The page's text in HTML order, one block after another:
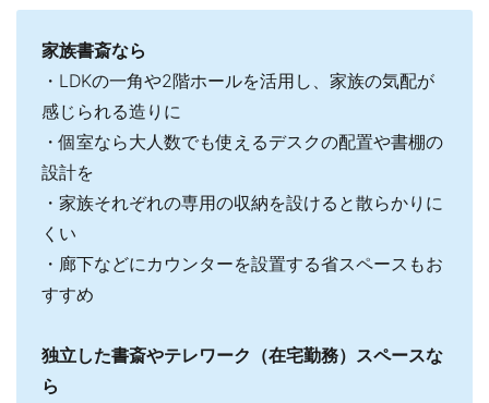
家族書斎なら
・LDKの一角や2階ホールを活用し、家族の気配が
感じられる造りに
・個室なら大人数でも使えるデスクの配置や書棚の
設計を
・家族それぞれの専用の収納を設けると散らかりに
くい
・廊下などにカウンターを設置する省スペースもお
すすめ
独立した書斎やテレワーク（在宅勤務）スペースな
ら